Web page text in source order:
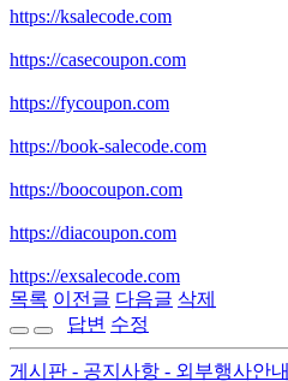
https://ksalecode.com
https://casecoupon.com
https://fycoupon.com
https://book-salecode.com
https://boocoupon.com
https://diacoupon.com
https://exsalecode.com
목록 이전글 다음글 삭제
답변 수정
게시판 - 공지사항 - 외부행사안내